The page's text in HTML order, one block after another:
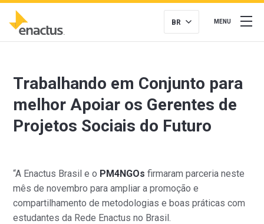
MENU
BR
Trabalhando em Conjunto para
melhor Apoiar os Gerentes de
Projetos Sociais do Futuro
“A Enactus Brasil e o PM4NGOs firmaram parceria neste
mês de novembro para ampliar a promoção e
compartilhamento de metodologias e boas práticas com
estudantes da Rede Enactus no Brasil.